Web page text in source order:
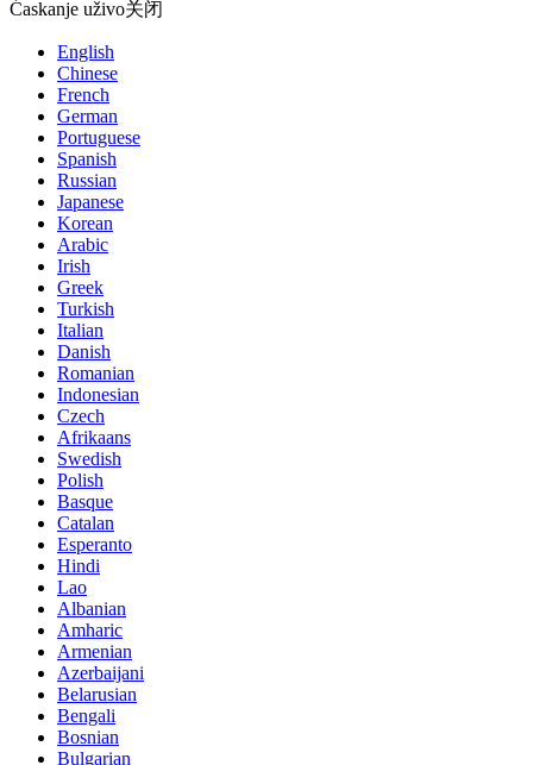
Ćaskanje uživo关闭
English
Chinese
French
German
Portuguese
Spanish
Russian
Japanese
Korean
Arabic
Irish
Greek
Turkish
Italian
Danish
Romanian
Indonesian
Czech
Afrikaans
Swedish
Polish
Basque
Catalan
Esperanto
Hindi
Lao
Albanian
Amharic
Armenian
Azerbaijani
Belarusian
Bengali
Bosnian
Bulgarian